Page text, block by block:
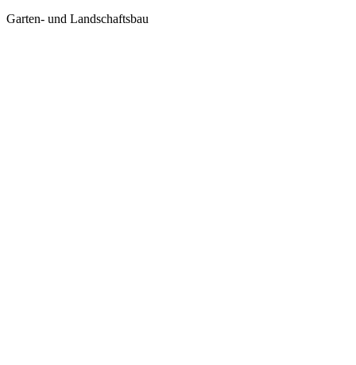
Garten- und Landschaftsbau